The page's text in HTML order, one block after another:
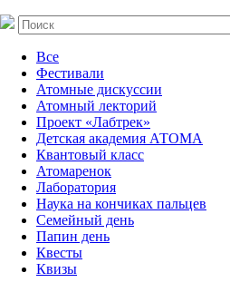
Все
Фестивали
Атомные дискуссии
Атомный лекторий
Проект «Лабтрек»
Детская академия АТОМА
Квантовый класс
Атомаренок
Лаборатория
Наука на кончиках пальцев
Семейный день
Папин день
Квесты
Квизы